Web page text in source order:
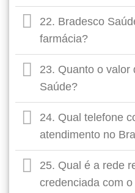
22. Bradesco
farmácia?
23. Quanto o valor
Saúde?
24. Qual telefone
atendimento no
25. Qual é a rede
credenciada com